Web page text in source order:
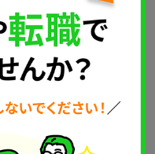
生における出来事を振
のです。時系列で成功
れの出来事に点数をつ
ってモチベーションが